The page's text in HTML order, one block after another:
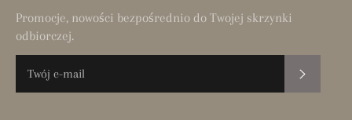
Promocje, nowości bezpośrednio do Twojej skrzynki
odbiorczej.